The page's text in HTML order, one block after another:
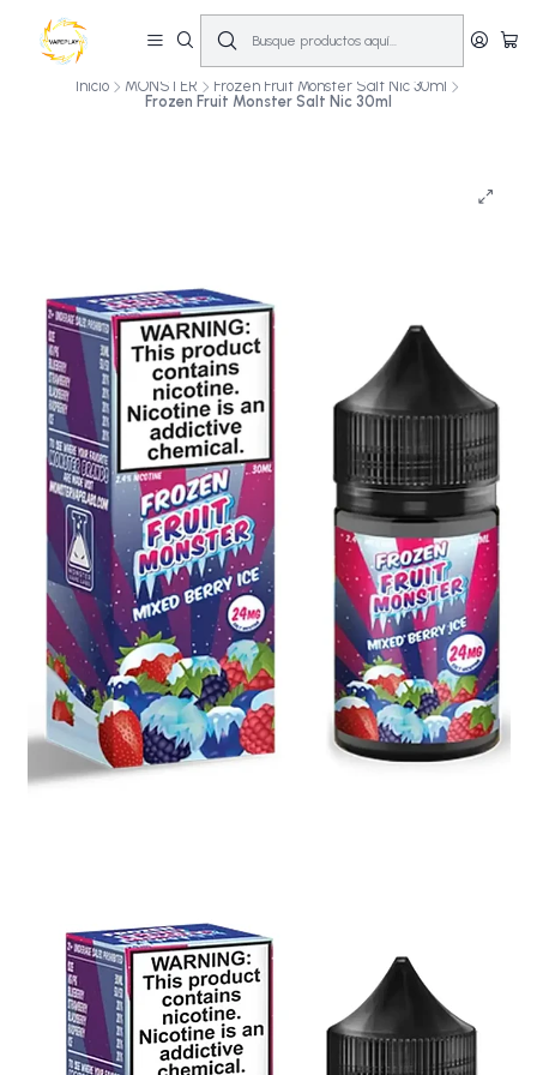
10% OFF primera compra! | Compra antes de las 14:00 y recíbelo el mismo
día en Santiago (Lun–Sáb)🚚💨
Inicio MONSTER
Frozen Fruit Monster Salt Nic 30ml
Frozen Fruit Monster Salt Nic 30ml